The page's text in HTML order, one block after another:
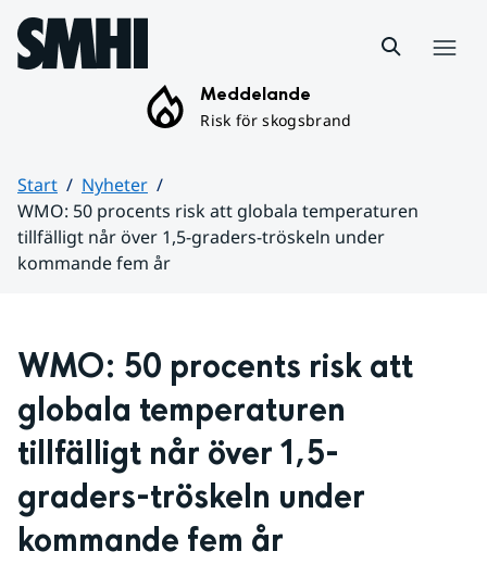
Hoppa till sidans innehåll
Meddelande
Risk för skogsbrand
Start
Nyheter
WMO: 50 procents risk att globala temperaturen
tillfälligt når över 1,5-graders-tröskeln under
kommande fem år
WMO: 50 procents risk att
globala temperaturen
tillfälligt når över 1,5-
graders-tröskeln under
kommande fem år